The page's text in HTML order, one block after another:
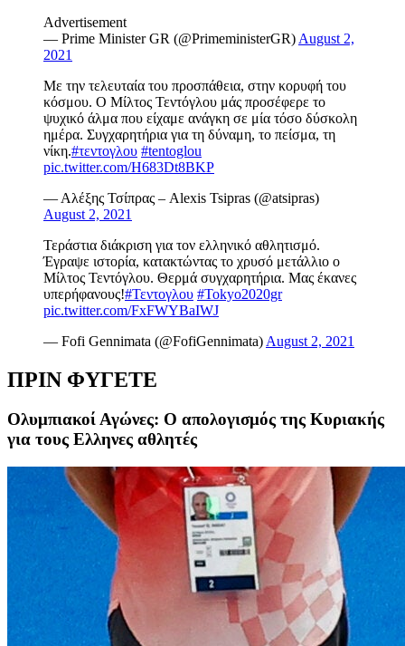
Advertisement
— Prime Minister GR (@PrimeministerGR) August 2,
2021
Με την τελευταία του προσπάθεια, στην κορυφή του
κόσμου. Ο Μίλτος Τεντόγλου μάς προσέφερε το
ψυχικό άλμα που είχαμε ανάγκη σε μία τόσο δύσκολη
ημέρα. Συγχαρητήρια για τη δύναμη, το πείσμα, τη
νίκη.#τεντογλου #tentoglou
pic.twitter.com/H683Dt8BKP
— Αλέξης Τσίπρας – Alexis Tsipras (@atsipras)
August 2, 2021
Τεράστια διάκριση για τον ελληνικό αθλητισμό.
Έγραψε ιστορία, κατακτώντας το χρυσό μετάλλιο ο
Μίλτος Τεντόγλου. Θερμά συγχαρητήρια. Μας έκανες
υπερήφανους!#Τεντογλου #Tokyo2020gr
pic.twitter.com/FxFWYBaIWJ
— Fofi Gennimata (@FofiGennimata) August 2, 2021
ΠΡΙΝ ΦΥΓΕΤΕ
Ολυμπιακοί Αγώνες: Ο απολογισμός της Κυριακής
για τους Ελληνες αθλητές